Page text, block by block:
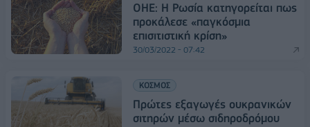
ΟΗΕ: Η Ρωσία κατηγορείται πως
προκάλεσε «παγκόσμια
επισιτιστική κρίση»
30/03/2022 - 07:42
ΚΟΣΜΟΣ
Πρώτες εξαγωγές ουκρανικών
σιτηρών μέσω σιδηροδρόμου